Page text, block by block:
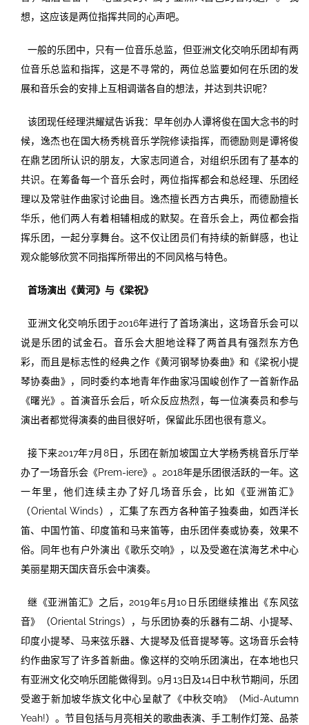
想，这应该是两位指挥共同的心声吧。
一般的乐团中，只有一位音乐总监，但亚洲文化交响乐团却有两
位音乐总监和指挥，这是不寻常的，两位总监要如何在乐团的发
展和音乐会的安排上互相调谐各自的想法，并达到共识呢？
该团现任经理洪耀斌告诉我：早年创办人谭将俊在国大念书的时
候，逸杰也在国大杨秀桃音乐学院修读指挥，而德励则是谭将俊
在鼎艺团所认识的朋友，大家志同道合，对组织乐团有了基本的
共识。在筹备每一个音乐会时，两位指挥都会和总经理、乐团经
理以及常驻作曲家讨论曲目。逸杰擅长西方古典乐，而德励擅长
华乐，他们两人有着相辅相成的默契。在音乐会上，两位都会指
挥乐团，一起分享舞台。这不仅让团员们有持续的新鲜感，也让
观众能够欣赏不同指挥所带出的不同风格与特色。
首场演出《黄河》与《梁祝》
亚洲文化交响乐团于2016年进行了首场演出，这场音乐会可以
说是乐团的试金石。音乐会大胆地诠释了两首具有强烈东方色
彩，而且是标志性的经典之作《黄河钢琴协奏曲》和《梁祝小提
琴协奏曲》，同时委约本地青年作曲家冯国峻创作了一首新作品
《曙光》。首演音乐会后，听众反应热烈，每一位演奏员和参与
演出者都觉得演奏的曲目很好听，保留此乐团也很有意义。
接下来2017年7月8日，乐团在新加坡国立大学杨秀桃音乐厅举
办了一场音乐会《Prem-iere》。2018年是乐团很活跃的一年。这
一年里，他们连续主办了好几场音乐会，比如《亚洲笛汇》
（Oriental Winds），汇集了东西方各种笛子独奏曲，如西洋长
笛、中国竹笛、印度笛和马来笛等，由乐团伴奏或协奏，效果不
俗。同年也有户外演出《歌乐交响》，以及受邀在滨海艺术中心
美丽星期天国庆音乐会中演奏。
继《亚洲笛汇》之后，2019年5月10日乐团继续推出《东风弦
音》（Oriental Strings），与乐团协奏的乐器有二胡、小提琴、
印度小提琴、马来弦乐器、大提琴及低音提琴等。这场音乐会特
约作曲家写了许多首新曲。像这样的交响乐团演出，在本地也只
有亚洲文化交响乐团能做得到。9月13日及14日中秋节期间，乐团
受邀于新加坡华族文化中心呈献了《中秋交响》（Mid-Autumn
Yeah!）。节目包括与月亮相关的歌曲表演、手工制作灯笼、品茶